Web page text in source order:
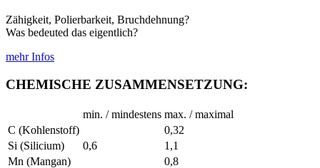
Zähigkeit, Polierbarkeit, Bruchdehnung?
Was bedeuted das eigentlich?
mehr Infos
CHEMISCHE ZUSAMMENSETZUNG:
min. / mindestens max. / maximal
C (Kohlenstoff)
0,32
Si (Silicium)
0,6
1,1
Mn (Mangan)
0,8